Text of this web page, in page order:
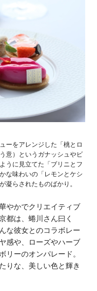
ーをアレンジした「桃とロ
意）というガナッシュやビ
うに見立てた「ブリニとフ
な味わいの「レモンとケシ
凝らされたものばかり。
やかでクリエイティブ
都は、蜷川さん曰く
な彼女とのコラボレー
感や、ローズやハーブ
リーのオンパレード。
りな、美しい色と輝き